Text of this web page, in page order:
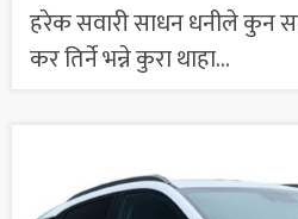
हरेक सवारी साधन धनीले कुन
कर तिर्ने भन्ने कुरा थाहा...